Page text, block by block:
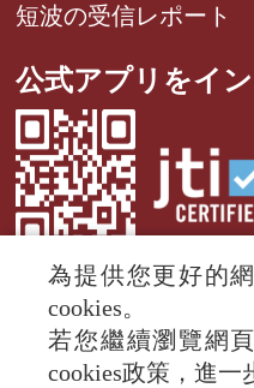
短波の受信レポート
公式アプリをイ
© 2024 RTI (Radio
All
為提供您更好的
cookies。
若您繼續瀏覽網
cookies政策，進一